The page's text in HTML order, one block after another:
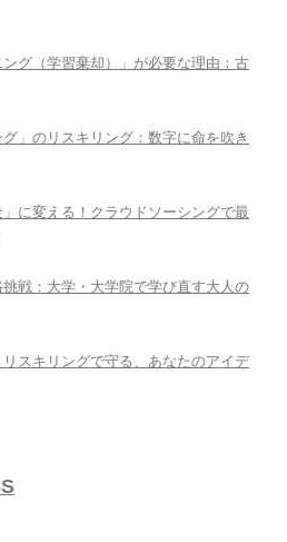
グ（学習棄却）」が必要な理由：古
」のリスキリング：数字に命を吹き
に変える！クラウドソーシングで最
挑戦：大学・大学院で学び直す大人の
リスキリングで守る、あなたのアイデ